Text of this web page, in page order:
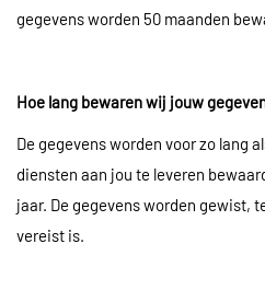
gegevens worden 50 maanden
Hoe lang bewaren wij jouw
De gegevens worden voor zo lang
diensten aan jou te leveren
jaar. De gegevens worden gewist,
vereist is.